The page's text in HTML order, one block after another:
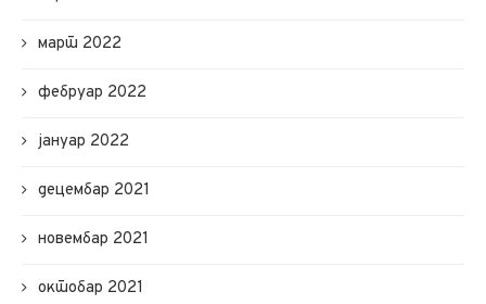
март 2022
фебруар 2022
јануар 2022
децембар 2021
новембар 2021
октобар 2021